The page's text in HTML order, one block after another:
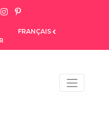
FRANÇAIS